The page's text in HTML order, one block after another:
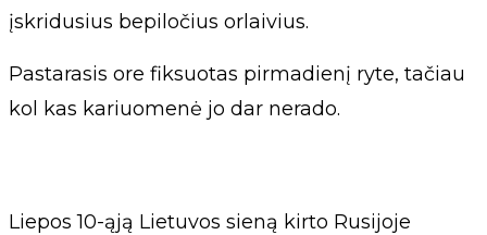
įskridusius bepiločius orlaivius.
Pastarasis ore fiksuotas pirmadienį ryte, tačiau
kol kas kariuomenė jo dar nerado.
Liepos 10-ąją Lietuvos sieną kirto Rusijoje